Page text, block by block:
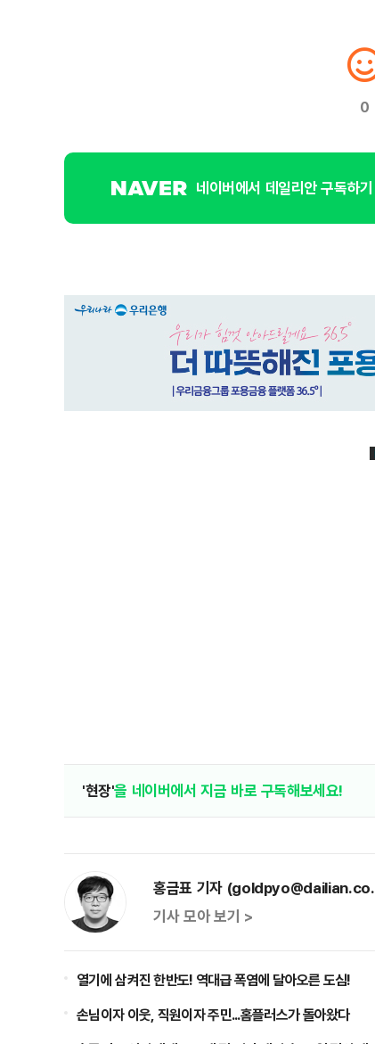
0
네이버에서 데일리안 구독하기
'현장'을 네이버에서 지금 바로 구독해보세요!
홍금표 기자
기사 모아 보기 >
열기에 삼켜진 한반도! 역대급 폭염에 달아오른 도심!
손님이자 이웃, 직원이자 주민...홈플러스가 돌아왔다